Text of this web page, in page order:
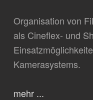
Organisation von
als Cineflex- und
Kamerasystems.
mehr ...